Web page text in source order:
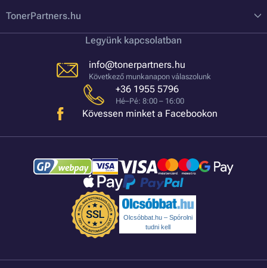
TonerPartners.hu
Legyünk kapcsolatban
info@tonerpartners.hu
Következő munkanapon válaszolunk
+36 1955 5796
Hé–Pé: 8:00 – 16:00
Kövessen minket a Facebookon
Olcsóbbat.hu – Spórolni
tudni kell